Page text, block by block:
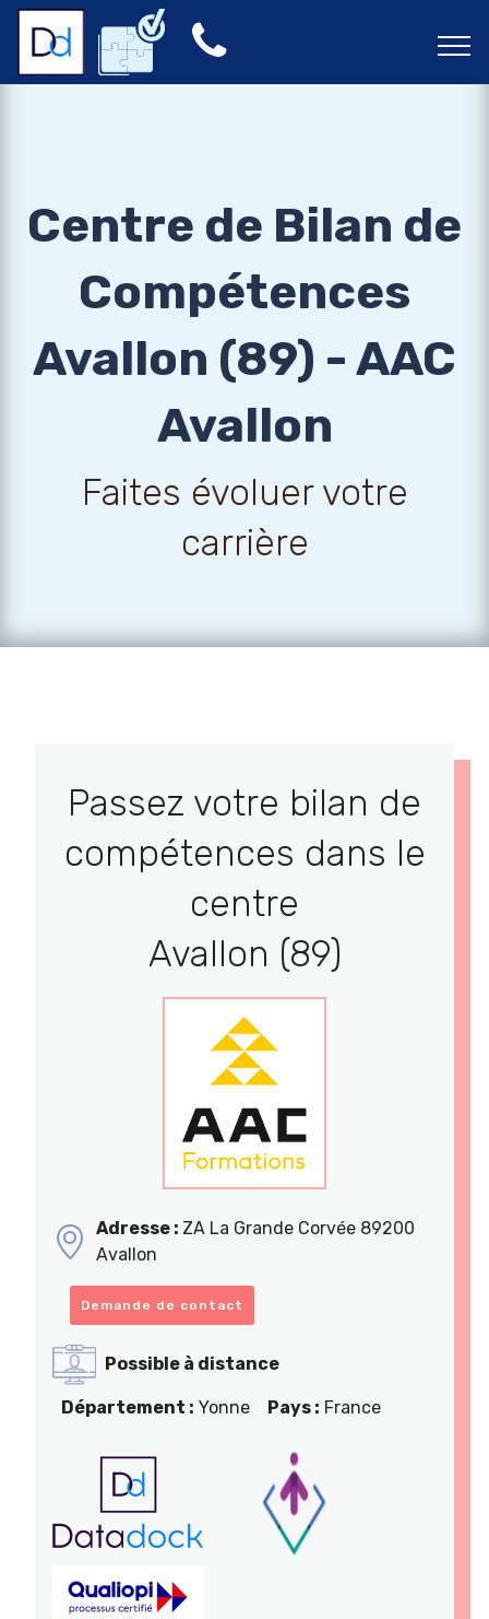
Centre de Bilan de
Compétences
Avallon (89) - AAC
Avallon
Faites évoluer votre
carrière
Passez votre bilan de
compétences dans le
centre
Avallon (89)
Adresse : ZA La Grande Corvée 89200
Avallon
Demande de contact
Possible à distance
Département : Yonne Pays : France